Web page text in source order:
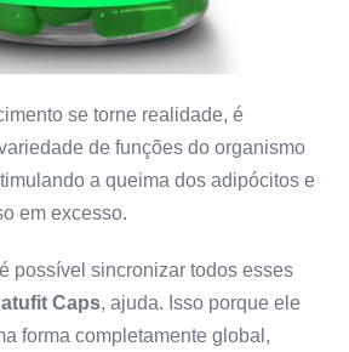
se torne realidade, é
de funções do organismo
a queima dos adipócitos e
em excesso.
possível sincronizar todos esses
Caps, ajuda. Isso porque ele
forma completamente global,